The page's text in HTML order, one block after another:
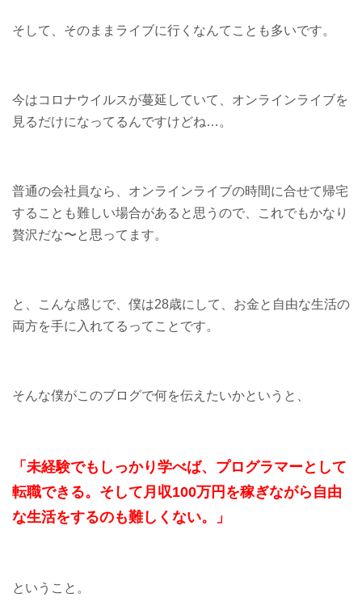
そして、そのままライブに行くなんてことも多いです。
今はコロナウイルスが蔓延していて、オンラインライブを
見るだけになってるんですけどね…。
普通の会社員なら、オンラインライブの時間に合せて帰宅
することも難しい場合があると思うので、これでもかなり
贅沢だな〜と思ってます。
と、こんな感じで、僕は28歳にして、お金と自由な生活の
両方を手に入れてるってことです。
そんな僕がこのブログで何を伝えたいかというと、
「未経験でもしっかり学べば、プログラマーとして
転職できる。 そして月収100万円を稼ぎながら自由
な生活をするのも難しくない。」
ということ。